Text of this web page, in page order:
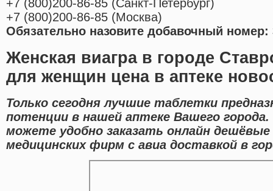
+7 (800)200-86-85 (Санкт-Петербург)
+7 (800)200-86-85 (Москва)
Обязательно назовите добавочный номер:
Женская виагра в городе
для женщин цена в аптеке
Только сегодня лучшие таблетки
потенции в нашей аптеке Вашего
можете удобно заказать онлайн
медицинских фирм с авиа доставкой в